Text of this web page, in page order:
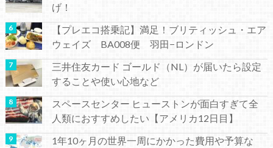
げ！
【プレエコ搭乗記】満足！ブリティッシュ・エア
ウェイズ BA008便 羽田−ロンドン
三井住友カード ゴールド（NL）が届いたら設定
することや使い心地など
スペースセンター ヒューストンが面白すぎて全
人類におすすめしたい【アメリカ12日目】
1年10ヶ月の世界一周にかかった費用や予算な